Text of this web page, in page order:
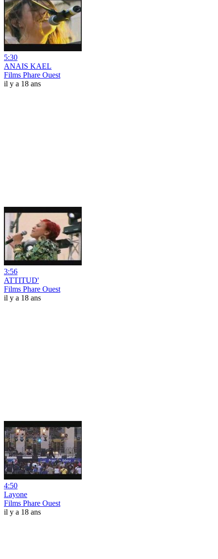
5:30
ANAIS KAEL
Films Phare Ouest
il y a 18 ans
3:56
ATTITUD'
Films Phare Ouest
il y a 18 ans
4:50
Layone
Films Phare Ouest
il y a 18 ans